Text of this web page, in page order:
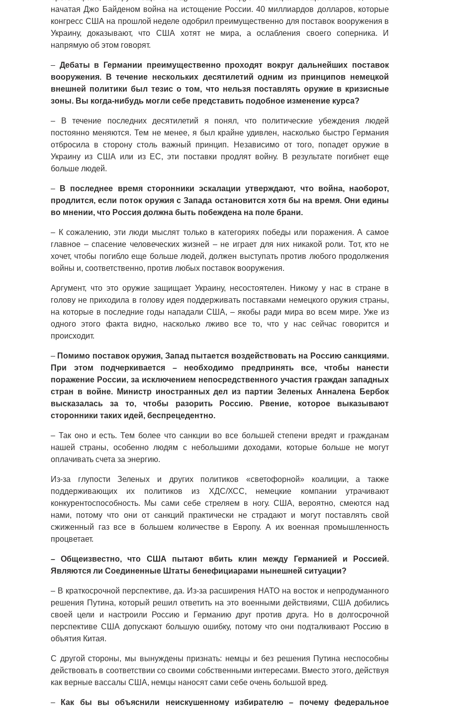
начатая Джо Байденом война на истощение России. 40 миллиардов долларов, которые
конгресс США на прошлой неделе одобрил преимущественно для поставок вооружения в
Украину, доказывают, что США хотят не мира, а ослабления своего соперника. И
напрямую об этом говорят.
– Дебаты в Германии преимущественно проходят вокруг дальнейших поставок
вооружения. В течение нескольких десятилетий одним из принципов немецкой
внешней политики был тезисо том, что нельзя поставлять оружие в кризисные
зоны. Вы когда-нибудь могли себе представить подобное изменение курса?
– В течение последних десятилетий я понял, что политические убеждения людей
постоянно меняются. Тем не менее, я был крайне удивлен, насколько быстро Германия
отбросила в сторону столь важный принцип. Независимо от того, попадет оружие в
Украину из США или из ЕС, эти поставки продлят войну. В результате погибнет еще
больше людей.
– В последнее время сторонники эскалации утверждают, что война, наоборот,
продлится, если поток оружия с Запада остановится хотя бы на время. Они едины
во мнении, что Россия должна быть побеждена на поле брани.
– К сожалению, эти люди мыслят только в категориях победы или поражения. А самое
главное –спасение человеческих жизней –не играет для них никакой роли. Тот, кто не
хочет, чтобы погибло еще больше людей, должен выступать против любого продолжения
войны и, соответственно, против любых поставок вооружения.
Аргумент, что это оружие защищает Украину, несостоятелен. Никому у нас в стране в
голову не приходила в голову идея поддерживать поставками немецкого оружия страны,
на которые в последние годы нападали США, – якобы ради мира во всем мире. Уже из
одного этого факта видно, насколько лживо все то, что у нас сейчас говорится и
происходит.
– Помимо поставок оружия, Запад пытается воздействовать на Россию санкциями.
При этом подчеркивается –необходимо предпринять все, чтобы нанести
поражение России, за исключением непосредственного участия граждан западных
стран в войне. Министр иностранных дел из партии Зеленых Анналена Бербок
высказалась за то, чтобы разорить Россию. Рвение, которое выказывают
сторонники таких идей, беспрецедентно.
– Так оно и есть. Тем более что санкции во все большей степени вредят и гражданам
нашей страны, особенно людям с небольшими доходами, которые больше не могут
оплачивать счета за энергию.
Из-за глупости Зеленых и других политиков «светофорной» коалиции, а также
поддерживающих их политиков из ХДС/ХСС, немецкие компании утрачивают
конкурентоспособность. Мы сами себе стреляем в ногу. США, вероятно, смеются над
нами, потому что они от санкций практически не страдают и могут поставлять свой
сжиженный газ все в большем количестве в Европу. А их военная промышленность
процветает.
–Общеизвестно, что США пытают вбить клин между Германией и Россией.
Являются ли Соединенные Штаты бенефициарами нынешней ситуации?
– В краткосрочной перспективе, да. Из-за расширения НАТО на восток и непродуманного
решения Путина, который решил ответить на это военными действиями, США добились
своей цели и настроили Россию и Германию друг против друга. Но в долгосрочной
перспективе США допускают большую ошибку, потому что они подталкивают Россию в
объятия Китая.
С другой стороны, мы вынуждены признать: немцы и без решения Путина неспособны
действовать в соответствии со своими собственными интересами. Вместо этого, действуя
как верные вассалы США, немцы наносят сами себе очень большой вред.
– Как бы вы объяснили неискушенному избирателю– почему федеральное